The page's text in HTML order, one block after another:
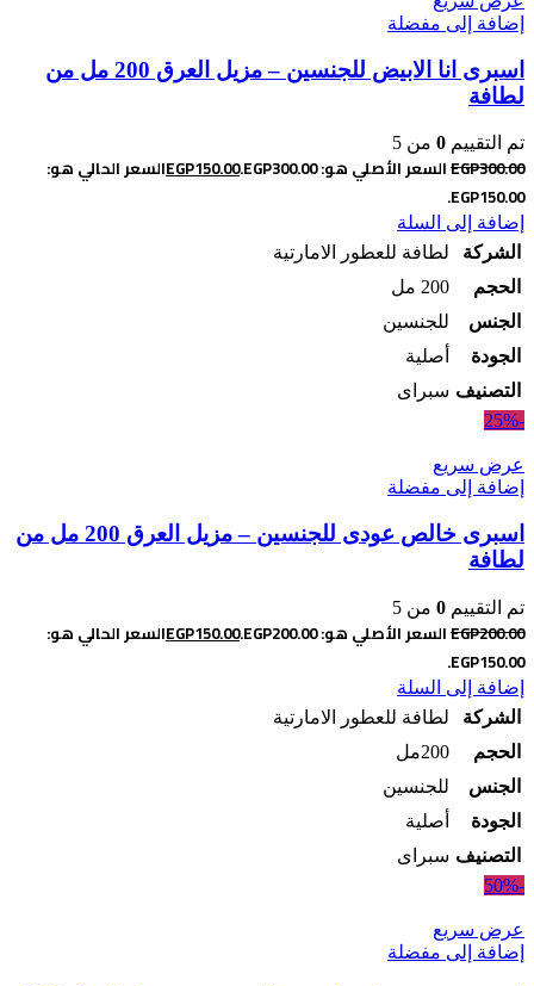
إضافة إلى مفضلة
اسبرى انا الابيض للجنسين – مزيل العرق 200 مل من
لطافة
تم التقييم 0 من 5
EGP300.00 السعر الأصلي هو: EGP300.00. EGP150.00
السعر الحالي هو:
EGP150.00.
إضافة إلى السلة
الشركة
لطافة للعطور الامارتية
الحجم
200 مل
الجنس
للجنسين
الجودة
أصلية
التصنيف سبراى
-25%
عرض سريع
إضافة إلى مفضلة
اسبرى خالص عودى للجنسين – مزيل العرق 200 مل من
لطافة
تم التقييم 0 من 5
EGP200.00 السعر الأصلي هو: EGP200.00. EGP150.00
السعر الحالي هو:
EGP150.00.
إضافة إلى السلة
الشركة
لطافة للعطور الامارتية
الحجم
200مل
الجنس
للجنسين
الجودة
أصلية
التصنيف سبراى
-50%
عرض سريع
إضافة إلى مفضلة